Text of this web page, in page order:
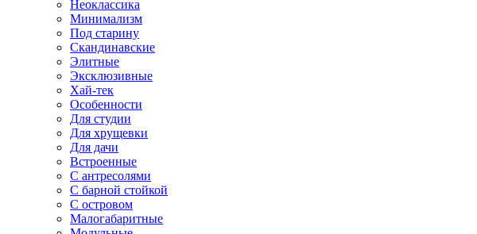
Неоклассика
Минимализм
Под старину
Скандинавские
Элитные
Эксклюзивные
Хай-тек
Особенности
Для студии
Для хрущевки
Для дачи
Встроенные
С антресолями
С барной стойкой
С островом
Малогабаритные